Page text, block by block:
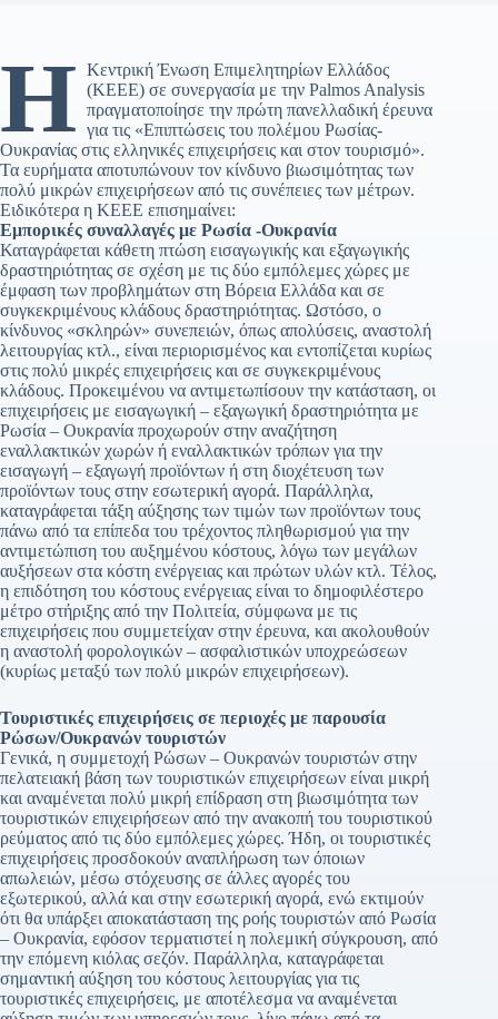
Η Κεντρική Ένωση Επιμελητηρίων Ελλάδος
(ΚΕΕΕ) σε συνεργασία με την Palmos Analysis
πραγματοποίησε την πρώτη πανελλαδική έρευνα
για τις «Επιπτώσεις του πολέμου Ρωσίας-
Ουκρανίας στις ελληνικές επιχειρήσεις και στον τουρισμό».
Τα ευρήματα αποτυπώνουν τον κίνδυνο βιωσιμότητας των
πολύ μικρών επιχειρήσεων από τις συνέπειες των μέτρων.
Ειδικότερα η ΚΕΕΕ επισημαίνει:
Εμπορικές συναλλαγές με Ρωσία -Ουκρανία
Καταγράφεται κάθετη πτώση εισαγω­γι­κής και εξαγωγικής
δραστηριότητας σε σχέση με τις δύο εμπόλεμες χώρες με
έμφαση των προβλημάτων στη Βόρεια Ελλάδα και σε
συγκεκριμένους κλάδους δραστηριότητας. Ωστόσο, ο
κίνδυνος «σκληρών» συνεπειών, όπως απολύσεις, αναστολή
λειτουργίας κτλ., είναι περιορισμένος και εντοπίζεται κυρίως
στις πολύ μικρές επιχειρήσεις και σε συγκεκριμένους
κλάδους. Προκειμένου να αντιμετωπίσουν την κατάσταση, οι
επιχειρήσεις με εισαγωγική – εξαγωγική δραστηριότητα με
Ρωσία – Ουκρανία προχωρούν στην αναζήτηση
εναλλακτικών χωρών ή εναλλακτικών τρόπων για την
εισαγωγή – εξαγωγή προϊόντων ή στη διοχέτευση των
προϊόντων τους στην εσωτερική αγορά. Παράλληλα,
καταγράφεται τάξη αύξησης των τιμών των προϊόντων τους
πάνω από τα επίπεδα του τρέχοντος πληθωρισμού για την
αντιμετώπιση του αυξημένου κόστους, λόγω των μεγάλων
αυξήσεων στα κόστη ενέργειας και πρώτων υλών κτλ. Τέλος,
η επιδότηση του κόστους ενέργειας είναι το δημοφιλέστερο
μέτρο στήριξης από την Πολιτεία, σύμφωνα με τις
επιχειρήσεις που συμμετείχαν στην έρευνα, και ακολουθούν
η αναστολή φορολογικών – ασφαλιστικών υποχρεώσεων
(κυρίως μεταξύ των πολύ μικρών επιχειρήσεων).
Τουριστικές επιχειρήσεις σε περιοχές με παρουσία
Ρώσων/Ουκρανών τουριστών
Γενικά, η συμμετοχή Ρώσων – Ουκρανών τουριστών στην
πελατειακή βάση των τουριστικών επιχειρήσεων είναι μικρή
και αναμένεται πολύ μικρή επίδραση στη βιωσιμότητα των
τουριστικών επιχειρήσεων από την ανακοπή του τουριστικού
ρεύματος από τις δύο εμπόλεμες χώρες. Ήδη, οι τουριστικές
επιχειρήσεις προσδοκούν αναπλήρωση των όποιων
απωλειών, μέσω στόχευσης σε άλλες αγορές του
εξωτερικού, αλλά και στην εσωτερική αγορά, ενώ εκτιμούν
ότι θα υπάρξει αποκατάσταση της ροής τουριστών από Ρωσία
– Ουκρανία, εφόσον τερματιστεί η πολεμική σύγκρουση, από
την επόμενη κιόλας σεζόν. Παράλληλα, καταγράφεται
σημαντική αύξηση του κόστους λειτουργίας για τις
τουριστικές επιχειρήσεις, με αποτέλεσμα να αναμένεται